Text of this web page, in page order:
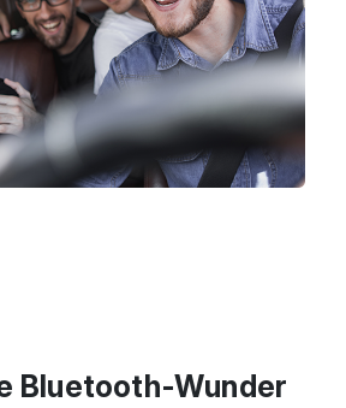
Bluetooth-Wunder